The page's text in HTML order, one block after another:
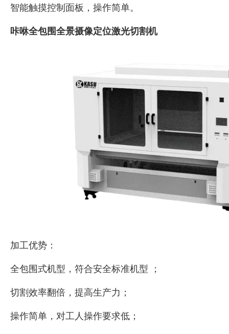
智能触摸控制面板，操作简单。
咔咻全包围全景摄像定位激光切割机
加工优势：
全包围式机型，符合安全标准机型 ；
切割效率翻倍，提高生产力；
操作简单，对工人操作要求低；